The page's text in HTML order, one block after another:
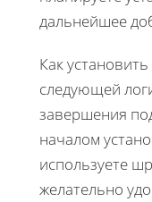
дальнейшее
Как
следующей
завершения
началом
используете
желательно